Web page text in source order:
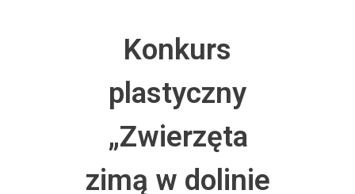
Konkurs
plastyczny
„Zwierzęta
zimą w dolinie